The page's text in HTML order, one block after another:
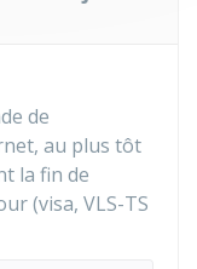
de
au plus tôt
la fin de
(visa, VLS-TS